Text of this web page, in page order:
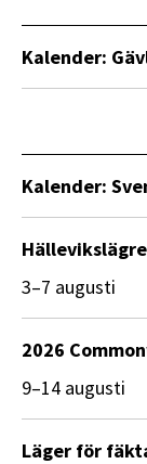
Kalender:
Kalender:
3–7 augusti
2026
9–14 augusti
Läger för